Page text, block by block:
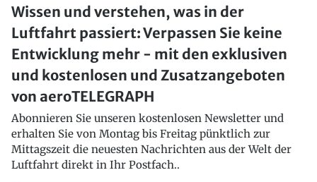
Wissen und verstehen, was in der
Luftfahrt passiert: Verpassen Sie keine
Entwicklung mehr - mit den exklusiven
und kostenlosen und Zusatzangeboten
von aeroTELEGRAPH
Abonnieren Sie unseren kostenlosen Newsletter und
erhalten Sie von Montag bis Freitag pünktlich zur
Mittagszeit die neuesten Nachrichten aus der Welt der
Luftfahrt direkt in Ihr Postfach..